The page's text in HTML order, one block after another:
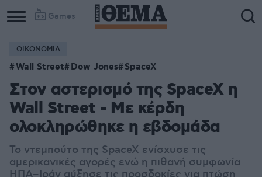
Games
ΟΙΚΟΝΟΜΙΑ
Wall Street Dow Jones SpaceX
Στον αστερισμό της SpaceX η
Wall Street - Με κέρδη
ολοκληρώθηκε η εβδομάδα
Το ντεμπούτο της SpaceX ενίσχυσε τις
αμερικανικές αγορές ενώ η πιθανή συμφωνία